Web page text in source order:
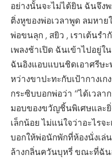
อย่างนั้นจะไม่ได้ยิน ฉันจึง
ติ่งหูของพ่อเวลาพูด ลมหา
พ่อขนลุก , สยิว , เราเต้นร
เพลงช้าเปิด ฉันเข้าไปอยู่
ฉันอิงแอบแบนชิดเอาศรีษ
หว่างขาปะทะกับเป้ากางเก
กระซิบบอกพ่อว่า “ได้เวล
มอบของขวัญชิ้นพิเศษและยิ่
เล็กน้อย ไม่แน่ใจว่าอะไรจ
บอกให้พ่อนักพักที่ห้องนั่งเ
ล้างกลิ่นควันบุหรี่ ขณะที่ฉัน